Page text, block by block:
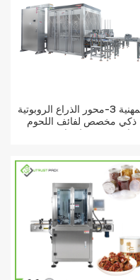
المهنية 3-محور الذراع الروبوتية
ذكي مخصص لفائف اللحوم